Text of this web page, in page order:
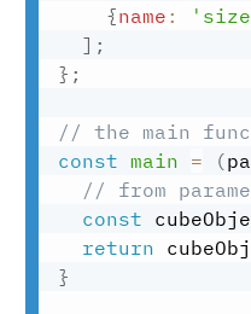
{name :
] ;
} ;
// the main
const main = (
// from
const
return
}